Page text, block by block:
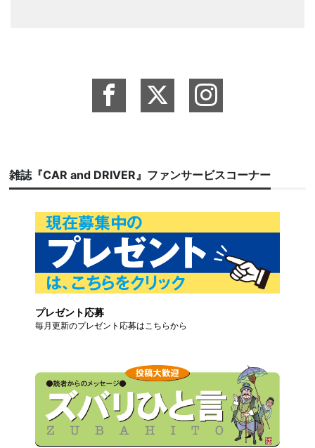
雑誌『CAR and DRIVER』ファンサービスコーナー
プレゼント応募
毎月更新のプレゼント応募はこちらから